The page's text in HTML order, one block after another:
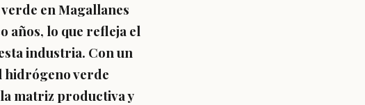
en Magallanes
años, lo que refleja el
industria. Con un
hidrógeno verde
matriz productiva y